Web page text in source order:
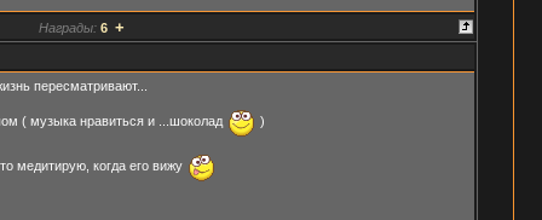
Награды: 6 +
пересматривают...
( музыка нравиться и ...шоколад )
медитирую, когда его вижу